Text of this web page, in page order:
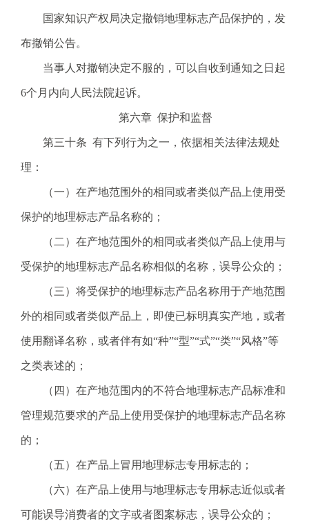
国家知识产权局决定撤销地理标志产品保护的，发
布撤销公告。
当事人对撤销决定不服的，可以自收到通知之日起
6个月内向人民法院起诉。
第六章 保护和监督
第三十条 有下列行为之一，依据相关法律法规处
理：
（一）在产地范围外的相同或者类似产品上使用受
保护的地理标志产品名称的；
（二）在产地范围外的相同或者类似产品上使用与
受保护的地理标志产品名称相似的名称，误导公众的；
（三）将受保护的地理标志产品名称用于产地范围
外的相同或者类似产品上，即使已标明真实产地，或者
使用翻译名称，或者伴有如“种”“型”“式”“类”“风格”等
之类表述的；
（四）在产地范围内的不符合地理标志产品标准和
管理规范要求的产品上使用受保护的地理标志产品名称
的；
（五）在产品上冒用地理标志专用标志的；
（六）在产品上使用与地理标志专用标志近似或者
可能误导消费者的文字或者图案标志，误导公众的；